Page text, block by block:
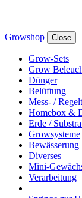
Growshop Close
Grow-Sets
Grow
Dünger
Belüftung
Mess- /
Homebox &
Erde /
Growsysteme
Bewässerung
Diverses
Mini-
Verarbeitung